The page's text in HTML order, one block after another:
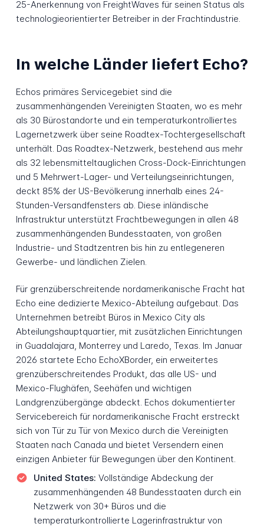
25-Anerkennung von FreightWaves für seinen Status als
technologieorientierter Betreiber in der Frachtindustrie.
In welche Länder liefert Echo?
Echos primäres Servicegebiet sind die
zusammenhängenden Vereinigten Staaten, wo es mehr
als 30 Bürostandorte und ein temperaturkontrolliertes
Lagernetzwerk über seine Roadtex-Tochtergesellschaft
unterhält. Das Roadtex-Netzwerk, bestehend aus mehr
als 32 lebensmitteltauglichen Cross-Dock-Einrichtungen
und 5 Mehrwert-Lager- und Verteilungseinrichtungen,
deckt 85% der US-Bevölkerung innerhalb eines 24-
Stunden-Versandfensters ab. Diese inländische
Infrastruktur unterstützt Frachtbewegungen in allen 48
zusammenhängenden Bundesstaaten, von großen
Industrie- und Stadtzentren bis hin zu entlegeneren
Gewerbe- und ländlichen Zielen.
Für grenzüberschreitende nordamerikanische Fracht hat
Echo eine dedizierte Mexico-Abteilung aufgebaut. Das
Unternehmen betreibt Büros in Mexico City als
Abteilungshauptquartier, mit zusätzlichen Einrichtungen
in Guadalajara, Monterrey und Laredo, Texas. Im Januar
2026 startete Echo EchoXBorder, ein erweitertes
grenzüberschreitendes Produkt, das alle US- und
Mexico-Flughäfen, Seehäfen und wichtigen
Landgrenzübergänge abdeckt. Echos dokumentierter
Servicebereich für nordamerikanische Fracht erstreckt
sich von Tür zu Tür von Mexico durch die Vereinigten
Staaten nach Canada und bietet Versendern einen
einzigen Anbieter für Bewegungen über den Kontinent.
United States: Vollständige Abdeckung der
zusammenhängenden 48 Bundesstaaten durch ein
Netzwerk von 30+ Büros und die
temperaturkontrollierte Lagerinfrastruktur von